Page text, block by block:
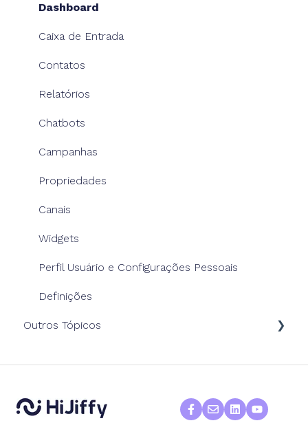
Consola HiJiffy
Os nossos planos
Os nossos chatbots
Dashboard
Caixa de Entrada
Contatos
Relatórios
Chatbots
Campanhas
Propriedades
Canais
Widgets
Perfil Usuário e Configurações Pessoais
Definições
Outros Tópicos
Resolução de problemas